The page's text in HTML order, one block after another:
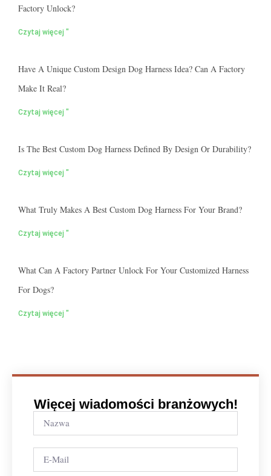
Factory Unlock?
Czytaj więcej "
Have A Unique Custom Design Dog Harness Idea? Can A Factory
Make It Real?
Czytaj więcej "
Is The Best Custom Dog Harness Defined By Design Or Durability?
Czytaj więcej "
What Truly Makes A Best Custom Dog Harness For Your Brand?
Czytaj więcej "
What Can A Factory Partner Unlock For Your Customized Harness
For Dogs?
Czytaj więcej "
Więcej wiadomości branżowych!